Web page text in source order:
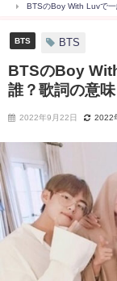
BTSのBoy With Luvで一
BTS BTS
BTSのBoy
誰？歌詞の意
2022年9月22日 2022